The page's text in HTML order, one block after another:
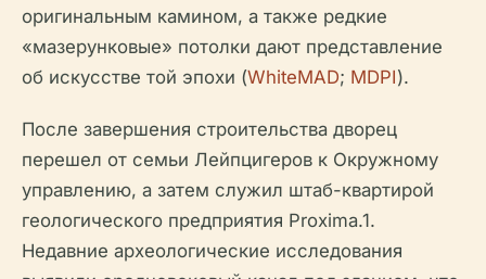
оригинальным камином, а также редкие
«мазерунковые» потолки дают представление
об искусстве той эпохи (WhiteMAD; MDPI).
После завершения строительства дворец
перешел от семьи Лейпцигеров к Окружному
управлению, а затем служил штаб-квартирой
геологического предприятия Proxima.1.
Недавние археологические исследования